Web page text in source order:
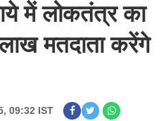
में लोकतंत्र का
मतदाता करेंगे
09:32 IST